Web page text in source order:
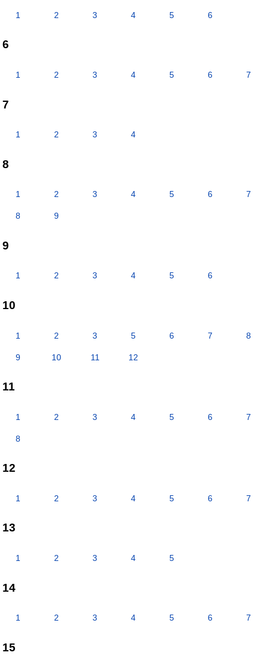
1 2 3 4 5 6
6
1 2 3 4 5 6 7
7
1 2 3 4
8
1 2 3 4 5 6 7
8 9
9
1 2 3 4 5 6
10
1 2 3 5 6 7 8
9 10 11 12
11
1 2 3 4 5 6 7
8
12
1 2 3 4 5 6 7
13
1 2 3 4 5
14
1 2 3 4 5 6 7
15